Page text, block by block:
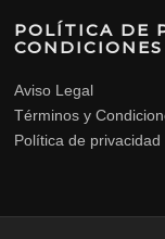
POLÍTICA DE
CONDICIONES
Aviso Legal
Términos y
Política de privacidad